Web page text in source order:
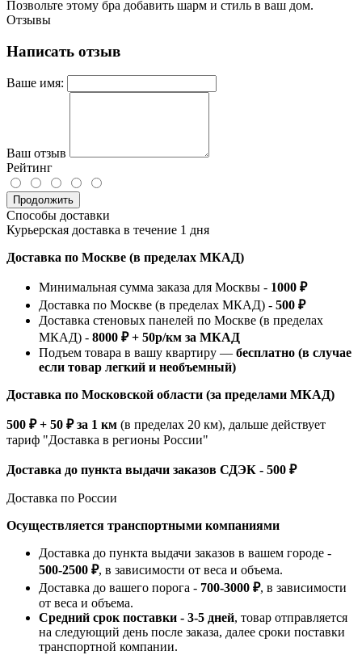
Позвольте этому бра добавить шарм и стиль в ваш дом.
Отзывы
Написать отзыв
Ваше имя:
Ваш отзыв
Рейтинг
Продолжить
Способы доставки
Курьерская доставка в течение 1 дня
Доставка по Москве (в пределах МКАД)
Минимальная сумма заказа для Москвы - 1000 ₽
Доставка по Москве (в пределах МКАД) - 500 ₽
Доставка стеновых панелей по Москве (в пределах
МКАД) - 8000 ₽ + 50р/км за МКАД
Подъем товара в вашу квартиру — бесплатно (в случае
если товар легкий и необъемный)
Доставка по Московской области (за пределами МКАД)
500 ₽ + 50 ₽ за 1 км (в пределах 20 км), дальше действует
тариф "Доставка в регионы России"
Доставка до пункта выдачи заказов СДЭК - 500 ₽
Доставка по России
Осуществляется транспортными компаниями
Доставка до пункта выдачи заказов в вашем городе -
500-2500 ₽, в зависимости от веса и объема.
Доставка до вашего порога - 700-3000 ₽, в зависимости
от веса и объема.
Средний срок поставки - 3-5 дней, товар отправляется
на следующий день после заказа, далее сроки поставки
транспортной компании.